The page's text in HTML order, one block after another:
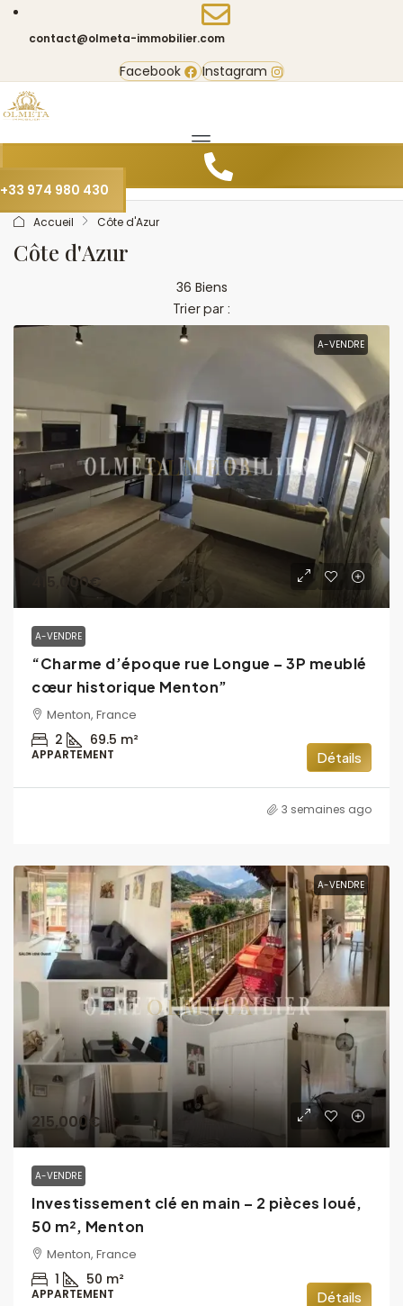
contact@olmeta-immobilier.com
Facebook Instagram
+33 974 980 430
Accueil Côte d'Azur
Côte d'Azur
36 Biens
Trier par :
A-VENDRE
415,000€
A-VENDRE
“Charme d’époque rue Longue – 3P meublé
cœur historique Menton”
Menton, France
2 69.5 m²
APPARTEMENT Détails
3 semaines ago
A-VENDRE
215,000€
A-VENDRE
Investissement clé en main – 2 pièces loué,
50 m², Menton
Menton, France
1 50 m²
APPARTEMENT Détails